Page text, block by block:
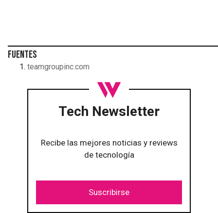
Fuentes
teamgroupinc.com
Tech Newsletter
Recibe las mejores noticias y reviews
de tecnología
Suscribirse